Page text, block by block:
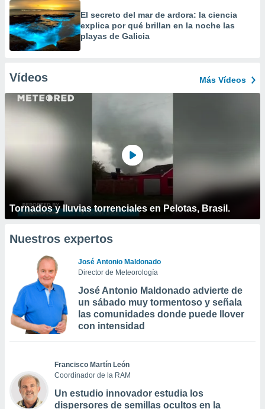
El secreto del mar de ardora: la ciencia
explica por qué brillan en la noche las
playas de Galicia
Vídeos Más Vídeos
Tornados y lluvias torrenciales en Pelotas, Brasil.
Nuestros expertos
José Antonio Maldonado
Director de Meteorología
José Antonio Maldonado advierte de
un sábado muy tormentoso y señala
las comunidades donde puede llover
con intensidad
Francisco Martín León
Coordinador de la RAM
Un estudio innovador estudia los
dispersores de semillas ocultos en la